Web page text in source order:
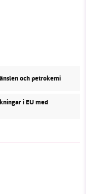
och petrokemi
i EU med